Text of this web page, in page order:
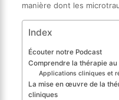
manière dont les
Index
Écouter notre Podcast
Comprendre la thérapie au
Applications cliniques et
La mise en œuvre de la
cliniques